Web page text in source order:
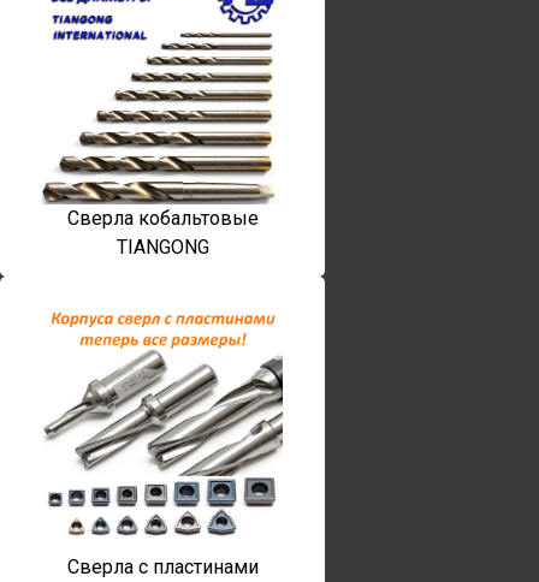
Сверла кобальтовые
TIANGONG
Сверла с пластинами